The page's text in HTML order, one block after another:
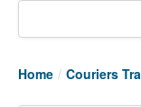
Tracking links
Home / Couriers